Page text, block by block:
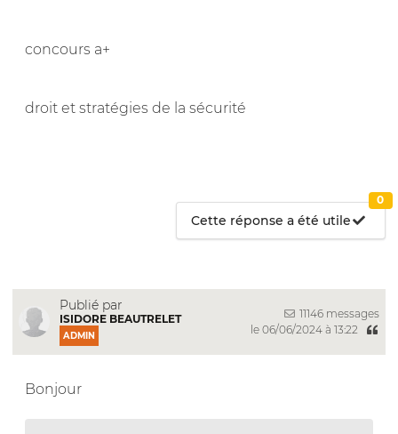
concours a+
droit et stratégies de la sécurité
Cette réponse a été utile
0
Publié par
ISIDORE BEAUTRELET
ADMIN
11146 messages
le 06/06/2024 à 13:22
Bonjour